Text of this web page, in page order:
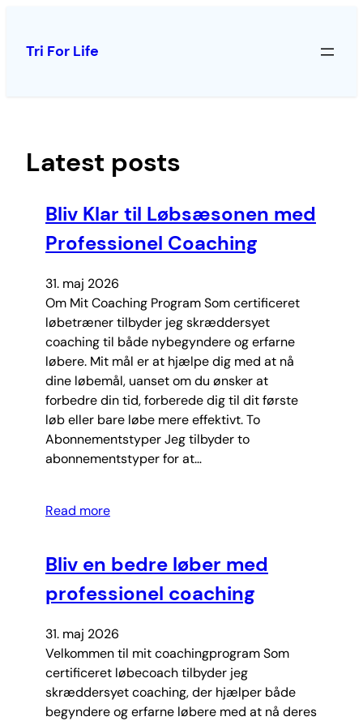
indhold
Tri For Life
Latest posts
Bliv Klar til Løbsæsonen med
Professionel Coaching
31. maj 2026
Om Mit Coaching Program Som certificeret
løbetræner tilbyder jeg skræddersyet
coaching til både nybegyndere og erfarne
løbere. Mit mål er at hjælpe dig med at nå
dine løbemål, uanset om du ønsker at
forbedre din tid, forberede dig til dit første
løb eller bare løbe mere effektivt. To
Abonnementstyper Jeg tilbyder to
abonnementstyper for at…
Read more
Bliv en bedre løber med
professionel coaching
31. maj 2026
Velkommen til mit coachingprogram Som
certificeret løbecoach tilbyder jeg
skræddersyet coaching, der hjælper både
begyndere og erfarne løbere med at nå deres